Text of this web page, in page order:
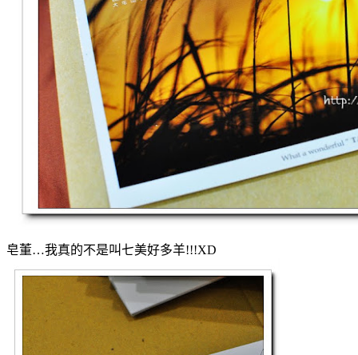
皂董…我真的不是叫七美好多羊!!!XD